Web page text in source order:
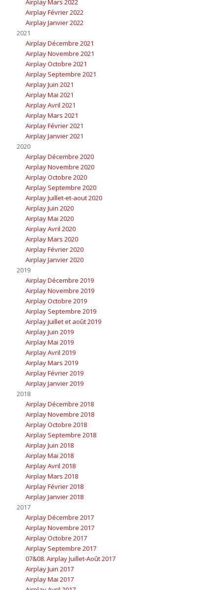
Airplay Mars 2022
Airplay Février 2022
Airplay Janvier 2022
2021
Airplay Décembre 2021
Airplay Novembre 2021
Airplay Octobre 2021
Airplay Septembre 2021
Airplay Juin 2021
Airplay Mai 2021
Airplay Avril 2021
Airplay Mars 2021
Airplay Février 2021
Airplay Janvier 2021
2020
Airplay Décembre 2020
Airplay Novembre 2020
Airplay Octobre 2020
Airplay Septembre 2020
Airplay Juillet-et-aout 2020
Airplay Juin 2020
Airplay Mai 2020
Airplay Avril 2020
Airplay Mars 2020
Airplay Février 2020
Airplay Janvier 2020
2019
Airplay Décembre 2019
Airplay Novembre 2019
Airplay Octobre 2019
Airplay Septembre 2019
Airplay Juillet et août 2019
Airplay Juin 2019
Airplay Mai 2019
Airplay Avril 2019
Airplay Mars 2019
Airplay Février 2019
Airplay Janvier 2019
2018
Airplay Décembre 2018
Airplay Novembre 2018
Airplay Octobre 2018
Airplay Septembre 2018
Airplay Juin 2018
Airplay Mai 2018
Airplay Avril 2018
Airplay Mars 2018
Airplay Février 2018
Airplay Janvier 2018
2017
Airplay Décembre 2017
Airplay Novembre 2017
Airplay Octobre 2017
Airplay Septembre 2017
07&08. Airplay Juillet-Août 2017
Airplay Juin 2017
Airplay Mai 2017